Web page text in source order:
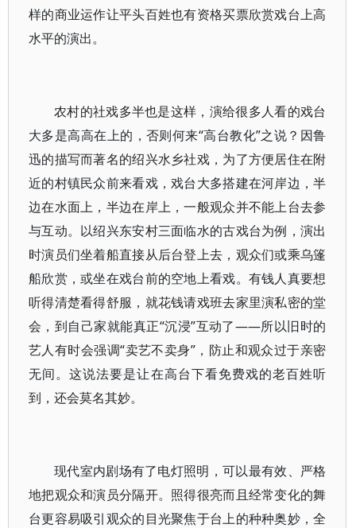
样的商业运作让平头百姓也有资格买票欣赏戏台上高
水平的演出。
农村的社戏多半也是这样，演给很多人看的戏台
大多是高高在上的，否则何来“高台教化”之说？因鲁
迅的描写而著名的绍兴水乡社戏，为了方便居住在附
近的村镇民众前来看戏，戏台大多搭建在河岸边，半
边在水面上，半边在岸上，一般观众并不能上台去参
与互动。以绍兴东安村三面临水的古戏台为例，演出
时演员们坐着船直接从后台登上去，观众们或乘乌篷
船欣赏，或坐在戏台前的空地上看戏。有钱人真要想
听得清楚看得舒服，就花钱请戏班去家里演私密的堂
会，到自己家就能真正“沉浸”互动了——所以旧时的
艺人有时会强调“卖艺不卖身”，防止和观众过于亲密
无间。这说法要是让在高台下看免费戏的老百姓听
到，还会莫名其妙。
现代室内剧场有了电灯照明，可以最有效、严格
地把观众和演员分隔开。照得很亮而且经常变化的舞
台更容易吸引观众的目光聚焦于台上的种种奥妙，全